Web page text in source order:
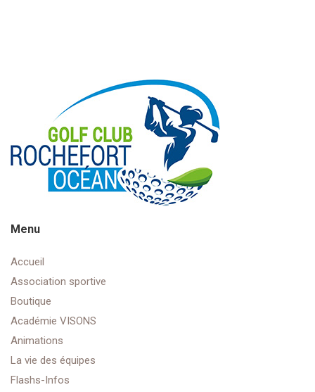
Menu
Accueil
Association sportive
Boutique
Académie VISONS
Animations
La vie des équipes
Flashs-Infos